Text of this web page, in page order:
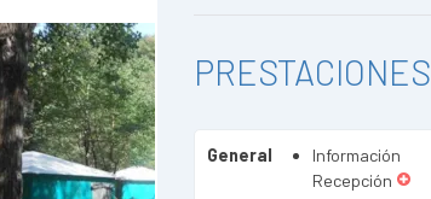
PRESTACIONES
General
Información
Recepción